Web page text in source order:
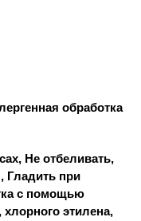
обработка
Не отбеливать,
Гладить при
с помощью
хлорного этилена,